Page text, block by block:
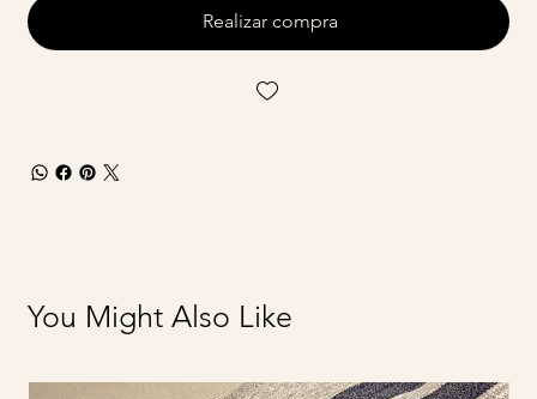
Realizar compra
You Might Also Like